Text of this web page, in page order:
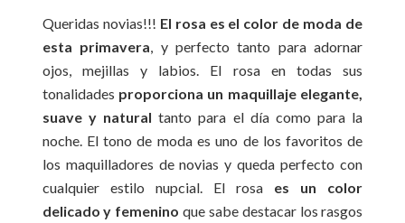
Queridas novias!!! El rosa es el color de moda de
esta primavera, y perfecto tanto para adornar
ojos, mejillas y labios. El rosa en todas sus
tonalidades proporciona un maquillaje elegante,
suave y natural tanto para el día como para la
noche. El tono de moda es uno de los favoritos de
los maquilladores de novias y queda perfecto con
cualquier estilo nupcial. El rosa es un color
delicado y femeninoque sabe destacar los rasgos